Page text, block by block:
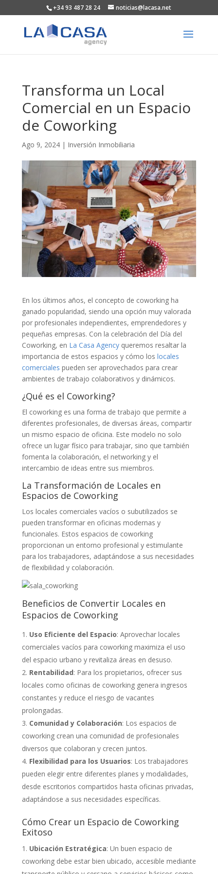
+34 93 487 28 24 noticias@lacasa.net
Transforma un Local
Comercial en un Espacio
de Coworking
Ago 9, 2024| Inversión Inmobiliaria
En los últimos años, el concepto de coworking ha
ganado popularidad, siendo una opción muy valorada
por profesionales independientes, emprendedores y
pequeñas empresas. Con la celebración del Día del
Coworking, en La Casa Agencyqueremos resaltar la
importancia de estos espacios y cómo los locales
comerciales pueden ser aprovechados para crear
ambientes de trabajo colaborativos y dinámicos.
¿Qué es el Coworking?
El coworking es una forma de trabajo que permite a
diferentes profesionales, de diversas áreas, compartir
un mismo espacio de oficina. Este modelo no solo
ofrece un lugar físico para trabajar, sino que también
fomenta la colaboración, el networking y el
intercambio de ideas entre sus miembros.
La Transformación de Locales en
Espacios de Coworking
Los locales comerciales vacíos o subutilizados se
pueden transformar en oficinas modernas y
funcionales. Estos espacios de coworking
proporcionan un entorno profesional y estimulante
para los trabajadores, adaptándose a sus necesidades
de flexibilidad y colaboración.
Beneficios de Convertir Locales en
Espacios de Coworking
Uso Eficiente del Espacio: Aprovechar locales
comerciales vacíos para coworking maximiza el uso
del espacio urbano y revitaliza áreas en desuso.
Rentabilidad: Para los propietarios, ofrecer sus
locales como oficinas de coworking genera ingresos
constantes y reduce el riesgo de vacantes
prolongadas.
Comunidad y Colaboración: Los espacios de
coworking crean una comunidad de profesionales
diversos que colaboran y crecen juntos.
Flexibilidad para los Usuarios: Los trabajadores
pueden elegir entre diferentes planes y modalidades,
desde escritorios compartidos hasta oficinas privadas,
adaptándose a sus necesidades específicas.
Cómo Crear un Espacio de Coworking
Exitoso
Ubicación Estratégica: Un buen espacio de
coworking debe estar bien ubicado, accesible mediante